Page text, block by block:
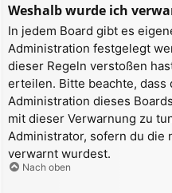
Weshalb wurde ich
In jedem Board gibt es
Administration festgelegt
dieser Regeln verstoßen
erteilen. Bitte beachte,
Administration dieses
mit dieser Verwarnung zu
Administrator, sofern du die
verwarnt wurdest.
Nach oben